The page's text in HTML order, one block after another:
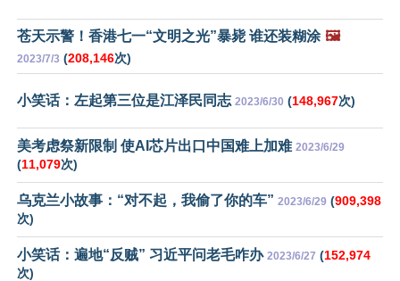
苍天示警！香港七一“文明之光”暴毙 谁还装糊涂 🖼️
2023/7/3 (208,146次)
小笑话：左起第三位是江泽民同志 2023/6/30 (148,967次)
美考虑祭新限制 使AI芯片出口中国难上加难 2023/6/29
(11,079次)
乌克兰小故事：“对不起，我偷了你的车” 2023/6/29 (909,398
次)
小笑话：遍地“反贼” 习近平问老毛咋办 2023/6/27 (152,974
次)